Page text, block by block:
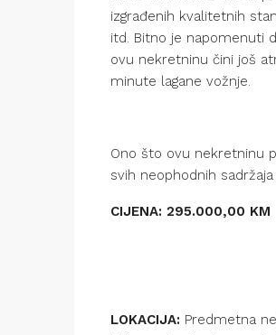
izgrađenih kvalitetnih
itd. Bitno je napomenuti
ovu nekretninu čini još
minute lagane vožnje.
Ono što ovu nekretninu
svih neophodnih
CIJENA: 295.000,00 KM
LOKACIJA: Predmetna